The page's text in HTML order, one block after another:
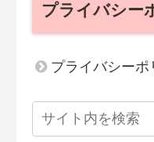
プライバシー
プライバシーポ